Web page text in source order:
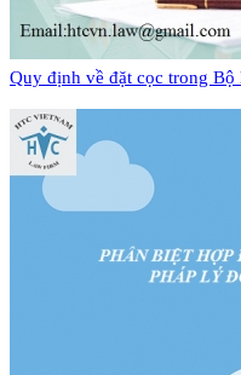
Quy định về đặt cọc trong Bộ